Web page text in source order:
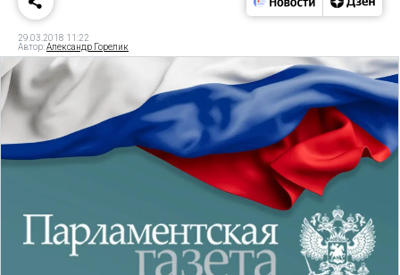
29.03.2018 11:22
Автор:Александр Горелик